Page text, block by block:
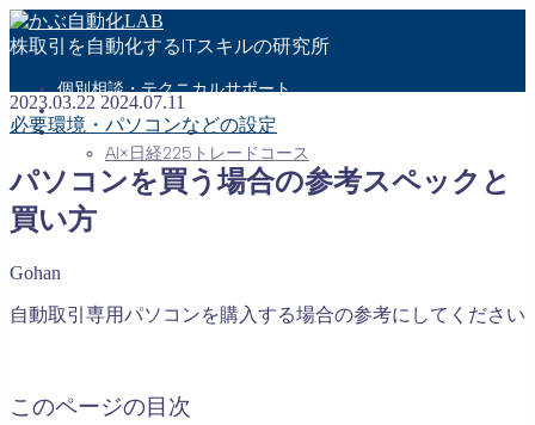
株取引を自動化するITスキルの研究所
個別相談・テクニカルサポート
問い合わせ
メンバーさん・受講生さん専用ページ
AI×日経225トレードコース
MENU
お問い合わせ
特定商取引法に基づく表記
2023.03.22 2024.07.11
必要環境・パソコンなどの設定
パソコンを買う場合の参考スペックと
買い方
Gohan
自動取引専用パソコンを購入する場合の参考にしてください
このページの目次